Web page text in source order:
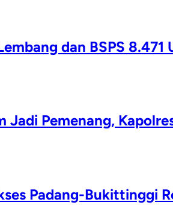
dan BSPS 8.471
Pemenang,
Padang-Bukittinggi